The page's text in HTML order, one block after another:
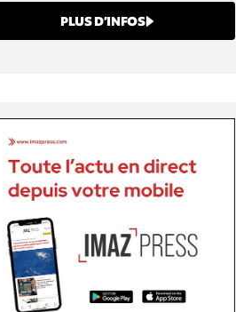
PLUS D’INFOS